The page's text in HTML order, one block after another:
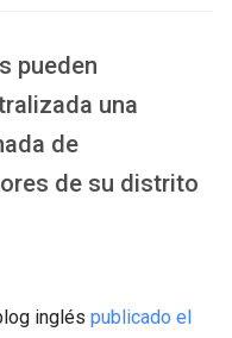
pueden
una
de
de su distrito
inglés publicado el